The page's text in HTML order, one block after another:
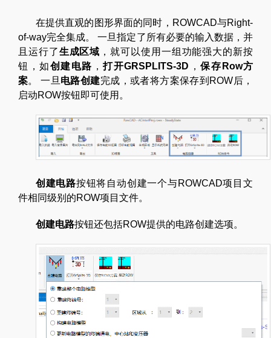
在提供直观的图形界面的同时，ROWCAD与Right-
of-way完全集成。 一旦指定了所有必要的输入数据，并
且运行了生成区域 ，就可以使用一组功能强大的新按
钮，如创建电路 ，打开GRSPLITS-3D ，保存 Row方
案。 一旦 电路创建完成，或者将方案保存到ROW后，
启动ROW按钮即可使用。
创建电路按钮将自动创建一个与ROWCAD项目文
件相同级别的ROW项目文件。
创建电路按钮还包括ROW提供的电路创建选项。